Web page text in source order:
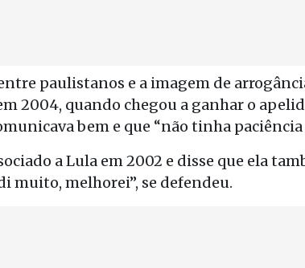
paulistanos e a imagem de
2004, quando chegou a ganhar o
bem e que “não tinha paciência
a Lula em 2002 e disse que ela
muito, melhorei”, se defendeu.